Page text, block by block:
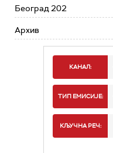
Београд 202
Архив
КАНАЛ:
ТИП ЕМИСИЈЕ:
КЉУЧНА РЕЧ: